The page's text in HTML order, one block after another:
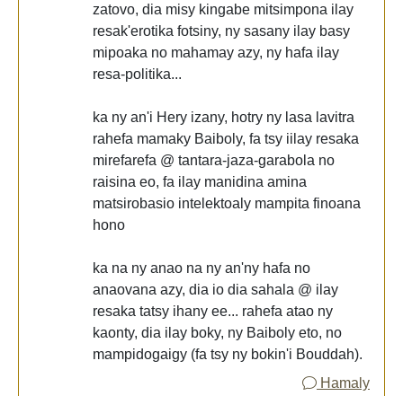
zatovo, dia misy kingabe mitsimpona ilay
resak'erotika fotsiny, ny sasany ilay basy
mipoaka no mahamay azy, ny hafa ilay
resa-politika...
ka ny an'i Hery izany, hotry ny lasa lavitra
rahefa mamaky Baiboly, fa tsy iilay resaka
mirefarefa @ tantara-jaza-garabola no
raisina eo, fa ilay manidina amina
matsirobasio intelektoaly mampita finoana
hono
ka na ny anao na ny an'ny hafa no
anaovana azy, dia io dia sahala @ ilay
resaka tatsy ihany ee... rahefa atao ny
kaonty, dia ilay boky, ny Baiboly eto, no
mampidogaigy (fa tsy ny bokin'i Bouddah).
Hamaly